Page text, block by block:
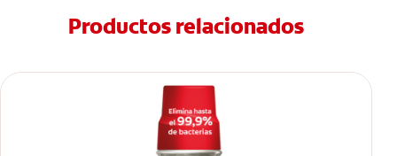
Productos relacionados